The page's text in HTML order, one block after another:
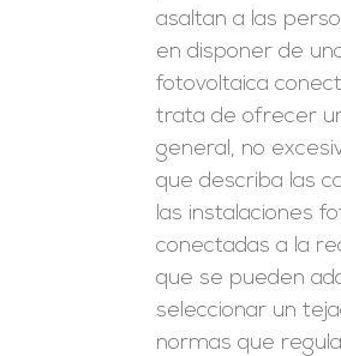
asaltan a las
en disponer de
fotovoltaica
trata de ofrecer
general, no
que describa las
las instalaciones
conectadas a la
que se pueden
seleccionar un
normas que